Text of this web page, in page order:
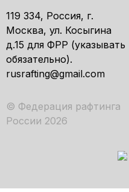
119 334, Россия, г.
Москва, ул. Косыгина
д.15 для ФРР (указывать
обязательно).
rusrafting@gmail.com
© Федерация рафтинга
России 2026